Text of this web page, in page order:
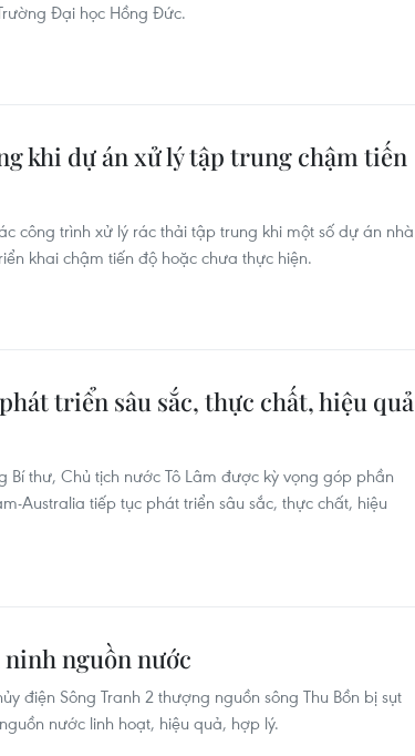
Đại học Hồng Đức.
khi dự án xử lý tập trung chậm tiến
công trình xử lý rác thải tập trung khi một số dự án nhà
khai chậm tiến độ hoặc chưa thực hiện.
triển sâu sắc, thực chất, hiệu quả
thư, Chủ tịch nước Tô Lâm được kỳ vọng góp phần
Australia tiếp tục phát triển sâu sắc, thực chất, hiệu
nguồn nước
điện Sông Tranh 2 thượng nguồn sông Thu Bồn bị sụt
nước linh hoạt, hiệu quả, hợp lý.